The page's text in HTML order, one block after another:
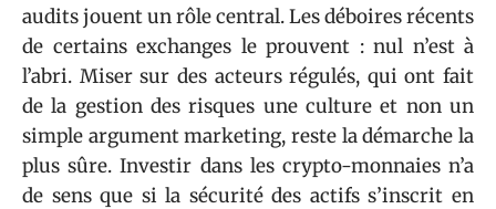
audits jouent un rôle central. Les déboires récents
de certains exchanges le prouvent : nul n’est à
l’abri. Miser sur des acteurs régulés, qui ont fait
de la gestion des risques une culture et non un
simple argument marketing, reste la démarche la
plus sûre. Investir dans les crypto-monnaies n’a
de sens que si la sécurité des actifs s’inscrit en